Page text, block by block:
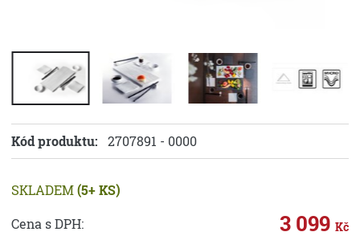
Kód produktu: 2707891 - 0000
SKLADEM(5+ KS)
Cena s DPH:
3 099 Kč